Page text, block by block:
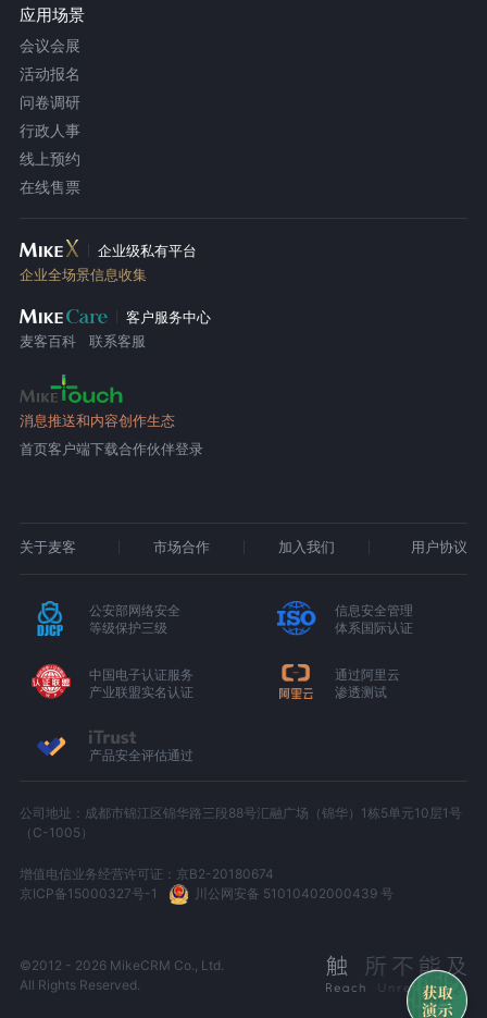
应用场景
会议会展
活动报名
问卷调研
行政人事
线上预约
在线售票
企业级私有平台
企业全场景信息收集
客户服务中心
麦客百科
联系客服
消息推送和内容创作生态
首页客户端下载合作伙伴登录
关于麦客 市场合作 加入我们 用户协议
公安部网络安全
等级保护三级
信息安全管理
体系国际认证
中国电子认证服务
产业联盟实名认证
通过阿里云
渗透测试
产品安全评估通过
公司地址：成都市锦江区锦华路三段88号汇融广场（锦华）1栋5单元10层1号
（C-1005）
增值电信业务经营许可证：京B2-20180674
京ICP备15000327号-1
川公网安备 51010402000439 号
©2012 - 2026 MikeCRM Co., Ltd.
All Rights Reserved.